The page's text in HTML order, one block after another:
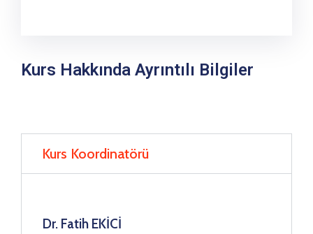
Kurs Hakkında Ayrıntılı Bilgiler
Kurs Koordinatörü
Dr. Fatih EKİCİ